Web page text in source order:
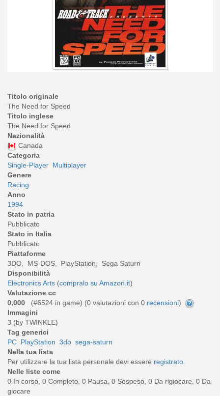
Titolo originale
The Need for Speed
Titolo inglese
The Need for Speed
Nazionalità
Canada
Categoria
Single-Player Multiplayer
Genere
Racing
Anno
1994
Stato in patria
Pubblicato
Stato in Italia
Pubblicato
Piattaforme
3DO, MS-DOS, PlayStation, Sega Saturn
Disponibilità
Electronics Arts (compralo su Amazon.it)
Valutazione cc
0,000
(#6524 in game) (0 valutazioni con 0 recensioni)
Immagini
3 (by TWINKLE)
Tag generici
PC PlayStation 3do sega-saturn
Nella tua lista
Per utilizzare la tua lista personale devi essere registrato.
Nelle liste come
0 In corso, 0 Completo, 0 Pausa, 0 Sospeso, 0 Da rigiocare, 0 Da
giocare